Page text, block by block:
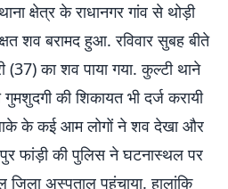
क्षेत्र के राधानगर गांव से थोड़ी
शव बरामद हुआ. रविवार सुबह बीते
का शव पाया गया. कुल्टी थाने
की शिकायत भी दर्ज करायी
के कई आम लोगों ने शव देखा और
फांड़ी की पुलिस ने घटनास्थल पर
अस्पताल पहुंचाया. हालांकि